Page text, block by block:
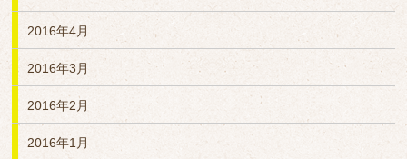
2016年4月
2016年3月
2016年2月
2016年1月